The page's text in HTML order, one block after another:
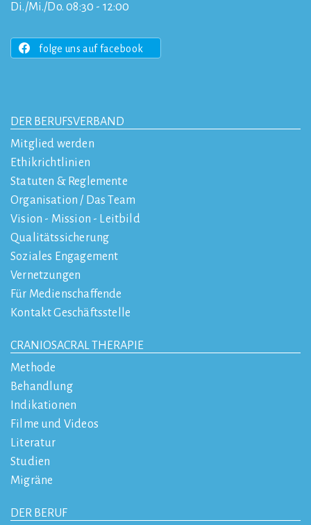
Di./Mi./Do. 08:30 - 12:00
folge uns auf facebook
DER BERUFSVERBAND
Mitglied werden
Ethikrichtlinien
Statuten & Reglemente
Organisation / Das Team
Vision - Mission - Leitbild
Qualitätssicherung
Soziales Engagement
Vernetzungen
Für Medienschaffende
Kontakt Geschäftsstelle
CRANIOSACRAL THERAPIE
Methode
Behandlung
Indikationen
Filme und Videos
Literatur
Studien
Migräne
DER BERUF